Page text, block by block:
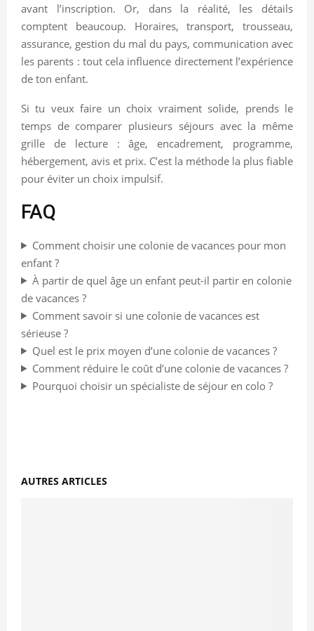
avant l’inscription. Or, dans la réalité, les détails
comptent beaucoup. Horaires, transport, trousseau,
assurance, gestion du mal du pays, communication avec
les parents : tout cela influence directement l’expérience
de ton enfant.
Si tu veux faire un choix vraiment solide, prends le
temps de comparer plusieurs séjours avec la même
grille de lecture : âge, encadrement, programme,
hébergement, avis et prix. C’est la méthode la plus fiable
pour éviter un choix impulsif.
FAQ
Comment choisir une colonie de vacances pour mon
enfant ?
À partir de quel âge un enfant peut-il partir en colonie
de vacances ?
Comment savoir si une colonie de vacances est
sérieuse ?
Quel est le prix moyen d’une colonie de vacances ?
Comment réduire le coût d’une colonie de vacances ?
Pourquoi choisir un spécialiste de séjour en colo ?
AUTRES ARTICLES